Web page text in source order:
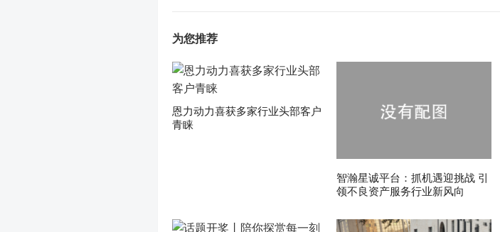
为您推荐
恩力动力喜获多家行业头部客户
青睐
智瀚星诚平台：抓机遇迎挑战 引
领不良资产服务行业新风向